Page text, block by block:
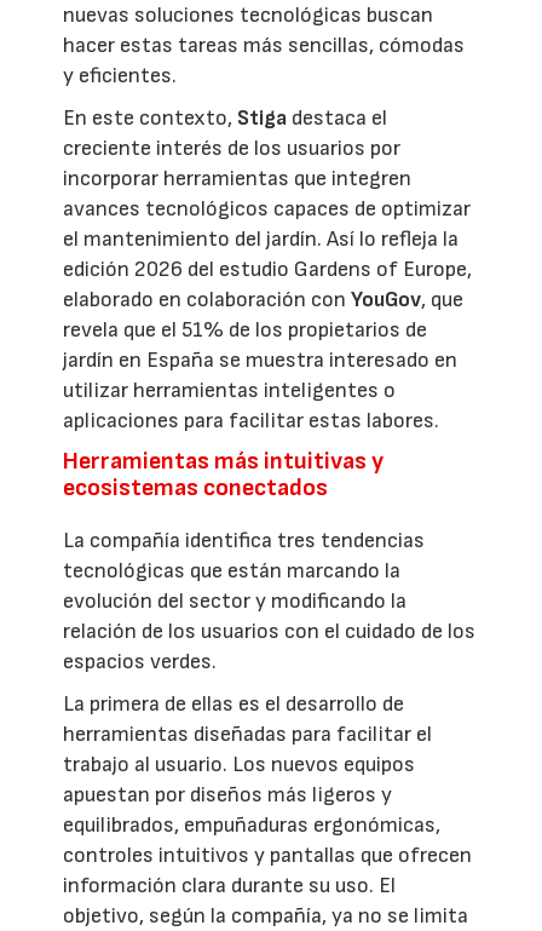
nuevas soluciones tecnológicas buscan
hacer estas tareas más sencillas, cómodas
y eficientes.
En este contexto, Stiga destaca el
creciente interés de los usuarios por
incorporar herramientas que integren
avances tecnológicos capaces de optimizar
el mantenimiento del jardín. Así lo refleja la
edición 2026 del estudio Gardens of Europe,
elaborado en colaboración conYouGov, que
revela que el 51% de los propietarios de
jardín en España se muestra interesado en
utilizar herramientas inteligentes o
aplicaciones para facilitar estas labores.
Herramientas más intuitivas y
ecosistemas conectados
La compañía identifica tres tendencias
tecnológicas que están marcando la
evolución del sector y modificando la
relación de los usuarios con el cuidado de los
espacios verdes.
La primera de ellas es el desarrollo de
herramientas diseñadas para facilitar el
trabajo al usuario. Los nuevos equipos
apuestan por diseños más ligeros y
equilibrados, empuñaduras ergonómicas,
controles intuitivos y pantallas que ofrecen
información clara durante su uso. El
objetivo, según la compañía, ya no se limita